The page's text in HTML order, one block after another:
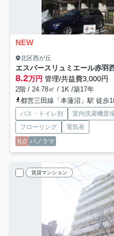
NEW
北区西が丘
エスパースリュミエール赤羽
8.2万円 管理/共益費3,000円
2階 / 24.78㎡ / 1K /築17年
都営三田線「本蓮沼」駅 徒歩
バス・トイレ別 室内洗濯機置
フローリング
電気有
礼0 パノラマ
賃貸マンション